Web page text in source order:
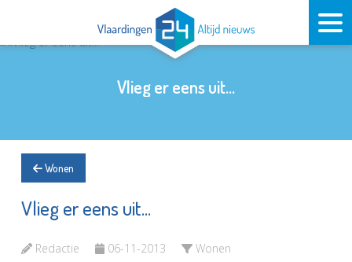
Vlieg er eens uit...
Wonen
Vlieg er eens uit...
Redactie 06-11-2013 Wonen